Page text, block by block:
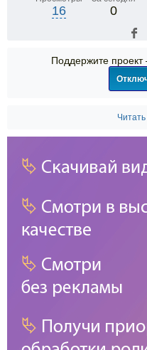
16 0
Поддержите